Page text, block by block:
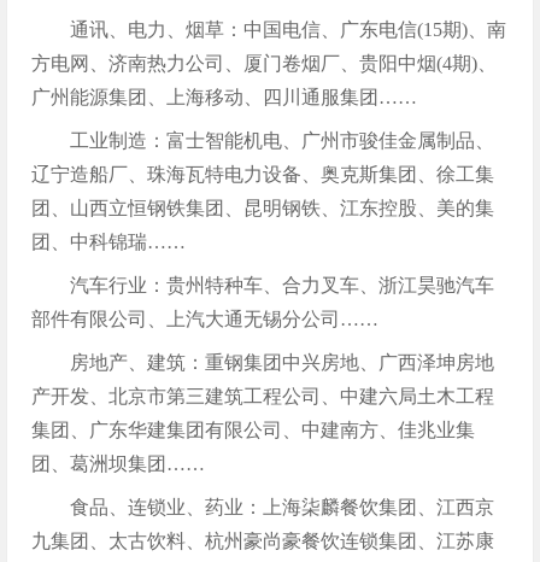
通讯、电力、烟草：中国电信、广东电信(15期)、南
方电网、济南热力公司、厦门卷烟厂、贵阳中烟(4期)、
广州能源集团、上海移动、四川通服集团……
工业制造：富士智能机电、广州市骏佳金属制品、
辽宁造船厂、珠海瓦特电力设备、奥克斯集团、徐工集
团、山西立恒钢铁集团、昆明钢铁、江东控股、美的集
团、中科锦瑞……
汽车行业：贵州特种车、合力叉车、浙江昊驰汽车
部件有限公司、上汽大通无锡分公司……
房地产、建筑：重钢集团中兴房地、广西泽坤房地
产开发、北京市第三建筑工程公司、中建六局土木工程
集团、广东华建集团有限公司、中建南方、佳兆业集
团、葛洲坝集团……
食品、连锁业、药业：上海柒麟餐饮集团、江西京
九集团、太古饮料、杭州豪尚豪餐饮连锁集团、江苏康